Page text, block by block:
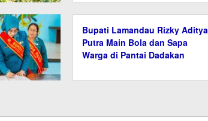
Bupati Lamandau Rizky Aditya
Putra Main Bola dan Sapa
Warga di Pantai Dadakan